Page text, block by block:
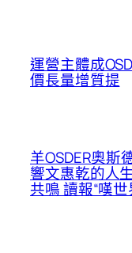
運營主體成
價長量增質提
羊OSDER奧斯
響文惠乾的人
共鳴 讀報“嘆